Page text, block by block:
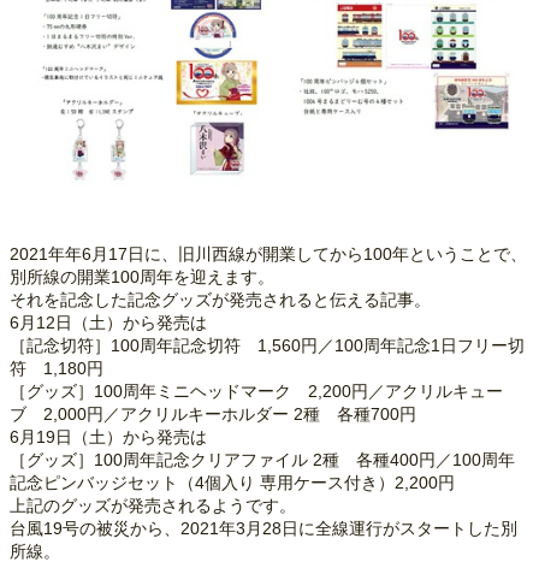
2021年年6月17日に、旧川西線が開業してから100年ということで、
別所線の開業100周年を迎えます。
それを記念した記念グッズが発売されると伝える記事。
6月12日（土）から発売は
［記念切符］100周年記念切符 1,560円／100周年記念1日フリー切
符 1,180円
［グッズ］100周年ミニヘッドマーク 2,200円／アクリルキュー
ブ 2,000円／アクリルキーホルダー 2種 各種700円
6月19日（土）から発売は
［グッズ］100周年記念クリアファイル 2種 各種400円／100周年
記念ピンバッジセット（4個入り 専用ケース付き）2,200円
上記のグッズが発売されるようです。
台風19号の被災から、2021年3月28日に全線運行がスタートした別
所線。